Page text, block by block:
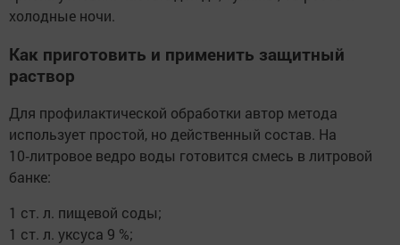
холодные ночи.
Как приготовить и применить защитный
раствор
Для профилактической обработки автор метода
использует простой, но действенный состав. На
10‑литровое ведро воды готовится смесь в литровой
банке:
1 ст. л. пищевой соды;
1 ст. л. уксуса 9 %;